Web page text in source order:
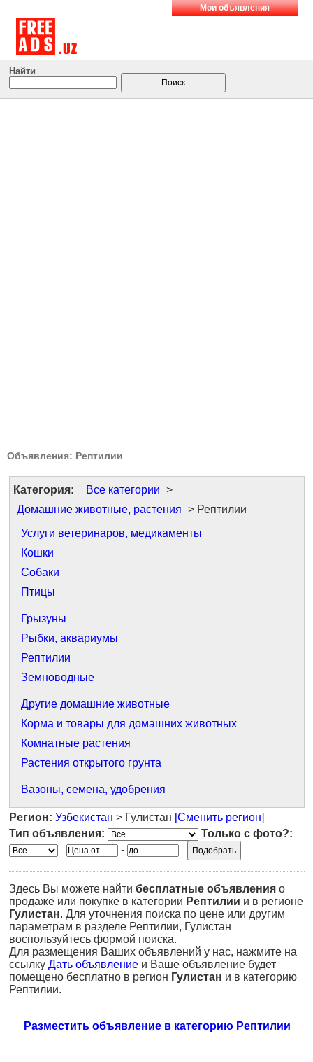
Мои объявления
Найти
Объявления: Рептилии
Категория: Все категории >
Домашние животные, растения > Рептилии
Услуги ветеринаров, медикаменты
Кошки
Собаки
Птицы
Грызуны
Рыбки, аквариумы
Рептилии
Земноводные
Другие домашние животные
Корма и товары для домашних животных
Комнатные растения
Растения открытого грунта
Вазоны, семена, удобрения
Регион: Узбекистан > Гулистан [Сменить регион]
Тип объявления:
Только с фото?:
-
Здесь Вы можете найти бесплатные объявления о
продаже или покупке в категории Рептилии и в регионе
Гулистан. Для уточнения поиска по цене или другим
параметрам в разделе Рептилии, Гулистан
воспользуйтесь формой поиска.
Для размещения Ваших объявлений у нас, нажмите на
ссылку Дать объявление и Ваше объявление будет
помещено бесплатно в регион Гулистан и в категорию
Рептилии.
Разместить объявление в категорию Рептилии